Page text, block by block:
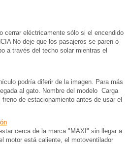
cerrar eléctricamente sólo si el encendido
No deje que los pasajeros se paren o
a través del techo solar mientras el
podría diferir de la imagen. Para más
al gato. Nombre del modelo Carga
de estacionamiento antes de usar el
cerca de la marca "MAXI" sin llegar a
motor está caliente, el motoventilador